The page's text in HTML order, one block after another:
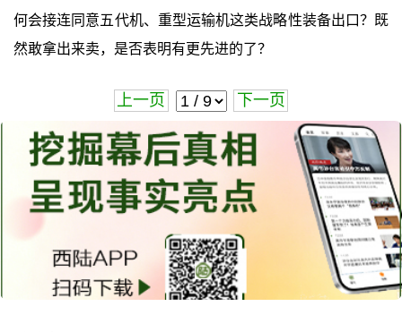
何会接连同意五代机、重型运输机这类战略性装备出口？既
然敢拿出来卖，是否表明有更先进的了？
上一页 下一页